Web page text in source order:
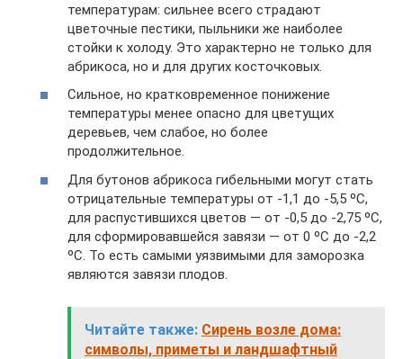
температурам: сильнее всего страдают
цветочные пестики, пыльники же наиболее
стойки к холоду. Это характерно не только для
абрикоса, но и для других косточковых.
Сильное, но кратковременное понижение
температуры менее опасно для цветущих
деревьев, чем слабое, но более
продолжительное.
Для бутонов абрикоса гибельными могут стать
отрицательные температуры от -1,1 до -5,5 ºС,
для распустившихся цветов — от -0,5 до -2,75 ºС,
для сформировавшейся завязи — от 0 ºС до -2,2
ºС. То есть самыми уязвимыми для заморозка
являются завязи плодов.
Читайте также: Сирень возле дома:
символы, приметы и ландшафтный